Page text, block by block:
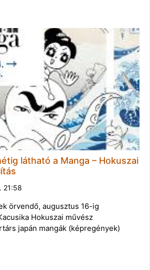
látható a Manga – Hokuszai
21:58
örvendő, augusztus 16-ig
Hokuszai művész
japán mangák (képregények)